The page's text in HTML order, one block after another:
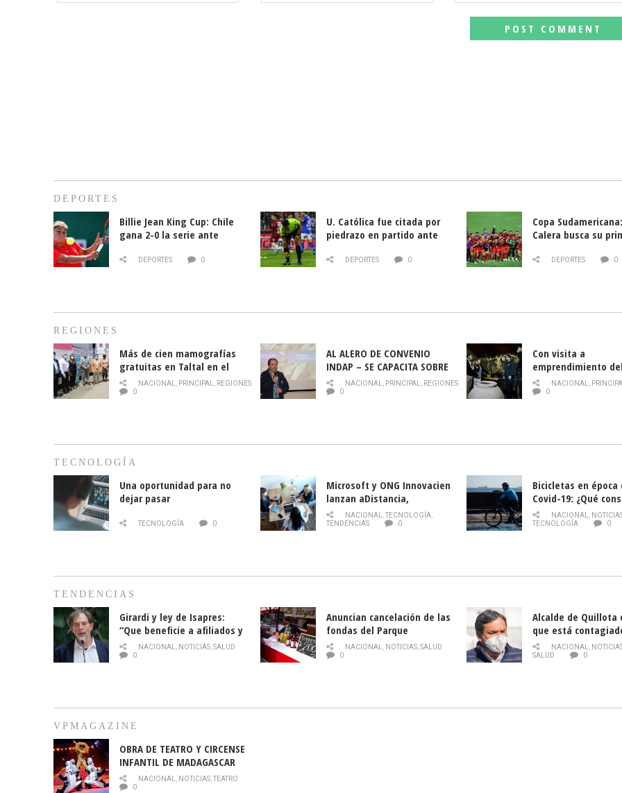
DEPORTES
Billie Jean King Cup: Chile
gana 2-0 la serie ante
DEPORTES 0
U. Católica fue citada por
piedrazo en partido ante
DEPORTES 0
Copa
Calera busca su
DEPORTES 0
REGIONES
Más de cien mamografías
gratuitas en Taltal en el
mes de la prevención del
cáncer de mama
NACIONAL, PRINCIPAL, REGIONES
0
AL ALERO DE CONVENIO
INDAP – SE CAPACITA SOBRE
PLAGA DROSOPHILA SUZUKII
NACIONAL, PRINCIPAL, REGIONES
0
Con visita a
emprendimiento
y llamado al
historia campesina
NACIONAL,
0
TECNOLOGÍA
Una oportunidad para no
dejar pasar
TECNOLOGÍA 0
Microsoft y ONG Innovacien
lanzan aDistancia,
plataforma con cursos
gratuitos online sobre
NACIONAL,TECNOLOGÍA,
TENDENCIAS
0
Bicicletas en época
Covid-19: ¿Qué
momento de
NACIONAL,
TECNOLOGÍA
0
TENDENCIAS
Girardi y ley de Isapres:
“Que beneficie a afiliados y
no legalice el abuso”
NACIONAL, NOTICIAS,SALUD
0
Anuncian cancelación de las
fondas del Parque
O’Higgins debido al
coronavirus
NACIONAL, NOTICIAS,SALUD
0
Alcalde de Quillota
que está
COVID-19
NACIONAL,
SALUD
0
VPMAGAZINE
OBRA DE TEATRO Y CIRCENSE
INFANTIL DE MADAGASCAR
EN EL PARQUE HURATDO
NACIONAL, NOTICIAS,TEATRO
0